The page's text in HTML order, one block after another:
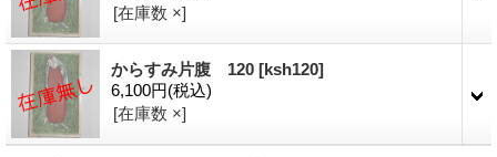
[在庫数 ×]
からすみ片腹 120 [ksh120]
6,100円(税込)
[在庫数 ×]